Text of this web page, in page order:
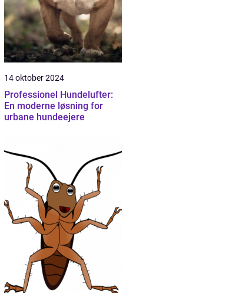
14 oktober 2024
Professionel Hundelufter:
En moderne løsning for
urbane hundeejere